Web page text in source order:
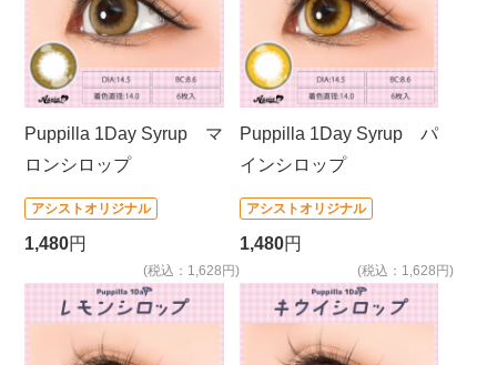
Puppilla 1Day Syrup マ
ロンシロップ
アシストオリジナル
1,480円
(税込：1,628円)
Puppilla 1Day Syrup パ
インシロップ
アシストオリジナル
1,480円
(税込：1,628円)